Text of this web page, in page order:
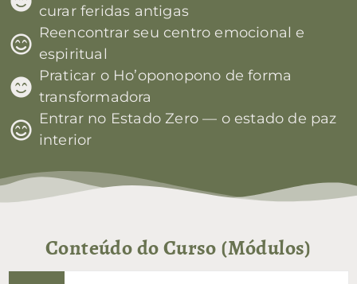
curar feridas antigas
Reencontrar seu centro emocional e
espiritual
Praticar o Ho’oponopono de forma
transformadora
Entrar no Estado Zero — o estado de paz
interior
Conteúdo do Curso (Módulos)